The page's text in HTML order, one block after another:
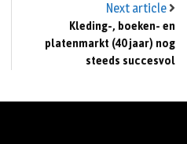
Next article
Kleding-, boeken- en
platenmarkt (40 jaar) nog
steeds succesvol